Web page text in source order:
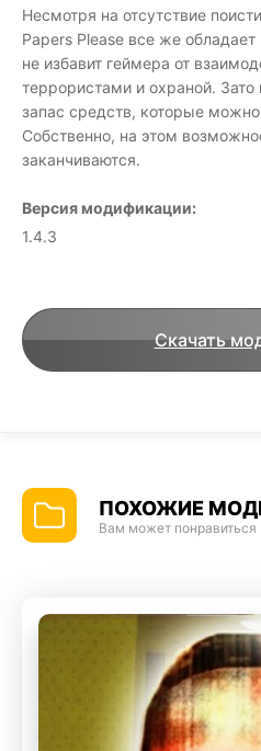
Несмотря на отсутствие
Papers Please все же
не избавит геймера от
террористами и охраной.
запас средств, которые можно
Собственно, на этом
заканчиваются.
Версия модификации:
1.4.3
Скачать
ПОХОЖИЕ
Вам может понравиться